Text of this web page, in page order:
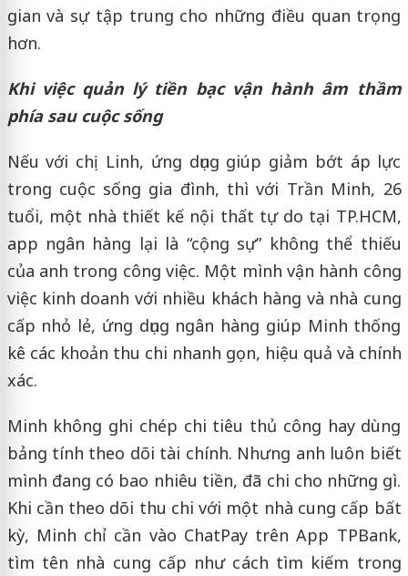
gian và sự tập trung cho những điều quan trọng
hơn.
Khi việc quản lý tiền bạc vận hành âm thầm
phía sau cuộc sống
Nếu với chị Linh, ứng dụng giúp giảm bớt áp lực
trong cuộc sống gia đình, thì với Trần Minh, 26
tuổi, một nhà thiết kế nội thất tự do tại TP.HCM,
app ngân hàng lại là “cộng sự” không thể thiếu
của anh trong công việc. Một mình vận hành công
việc kinh doanh với nhiều khách hàng và nhà cung
cấp nhỏ lẻ, ứng dụng ngân hàng giúp Minh thống
kê các khoản thu chi nhanh gọn, hiệu quả và chính
xác.
Minh không ghi chép chi tiêu thủ công hay dùng
bảng tính theo dõi tài chính. Nhưng anh luôn biết
mình đang có bao nhiêu tiền, đã chi cho những gì.
Khi cần theo dõi thu chi với một nhà cung cấp bất
kỳ, Minh chỉ cần vào ChatPay trên App TPBank,
tìm tên nhà cung cấp như cách tìm kiếm trong